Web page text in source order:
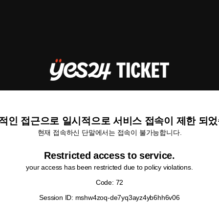
인 접근으로 일시적으로 서비스 접속이 제한 되
현재 접속하신 단말에서는 접속이 불가능합니다.
Restricted access to service.
your access has been restricted due to policy violations.
Code: 72
Session ID: mshw4zoq-de7yq3ayz4yb6hh6v06